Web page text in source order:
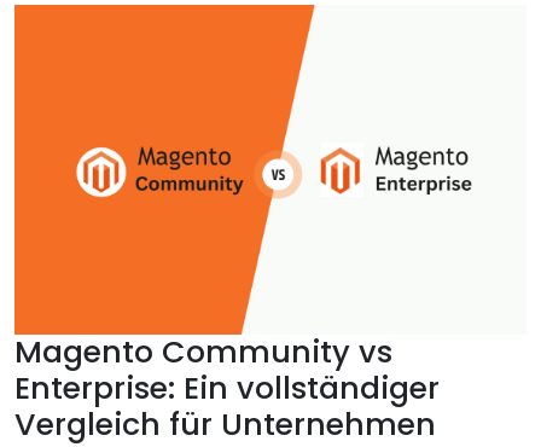
Magento Community vs
Enterprise: Ein vollständiger
Vergleich für Unternehmen